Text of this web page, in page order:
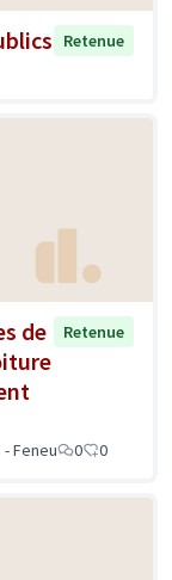
Retenue
de
Retenue
Feneu 0 0